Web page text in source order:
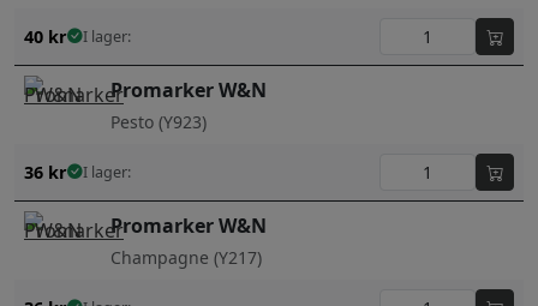
40 kr I lager:
Promarker W&N
Pesto (Y923)
36 kr I lager:
Promarker W&N
Champagne (Y217)